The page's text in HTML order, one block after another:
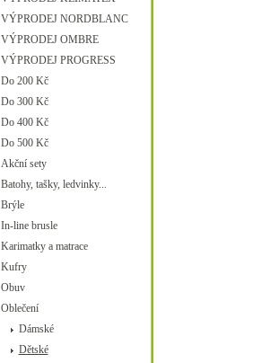
VÝPRODEJ NORDBLANC
VÝPRODEJ OMBRE
VÝPRODEJ PROGRESS
Do 200 Kč
Do 300 Kč
Do 400 Kč
Do 500 Kč
Akční sety
Batohy, tašky, ledvinky...
Brýle
In-line brusle
Karimatky a matrace
Kufry
Obuv
Oblečení
Dámské
Dětské